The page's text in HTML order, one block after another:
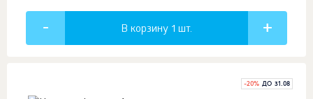
В корзину 1 шт.
-20% ДО 31.08